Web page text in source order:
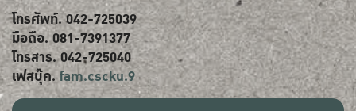
โทรศัพท์. 042-725039
มือถือ. 081-7391377
โทรสาร. 042-725040
เฟสบุ๊ค.fam.cscku.9